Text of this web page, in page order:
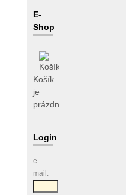
E-
Shop
Košík
je
prázdný
Login
e-
mail: